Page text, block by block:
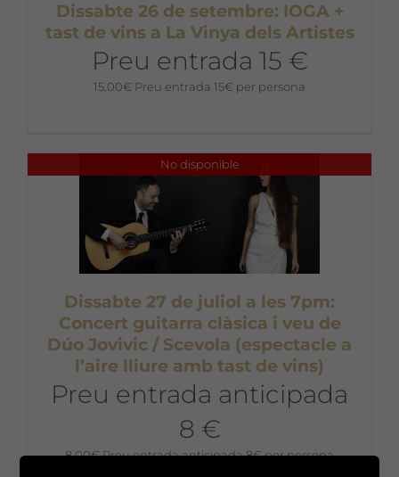
Dissabte 26 de setembre: IOGA +
tast de vins a La Vinya dels Artistes
Preu entrada 15 €
15,00€ Preu entrada 15€ per persona
No disponible
Dissabte 27 de juliol a les 7pm:
Concert guitarra clàsica i veu de
Dúo Jovivic / Scevola (espectacle a
l’aire lliure amb tast de vins)
Preu entrada anticipada
8 €
8,00€Preu entrada anticipada 8€ per persona